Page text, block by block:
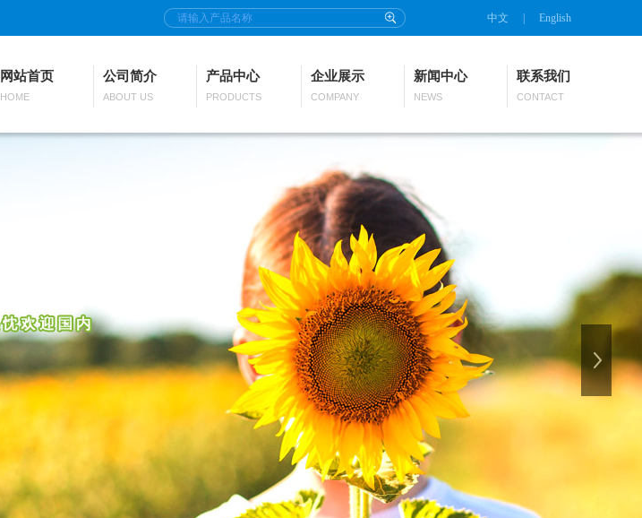
中文 English
网站首页
HOME
公司简介
ABOUT US
产品中心
PRODUCTS
企业展示
COMPANY
新闻中心
NEWS
联系我们
CONTACT
下一